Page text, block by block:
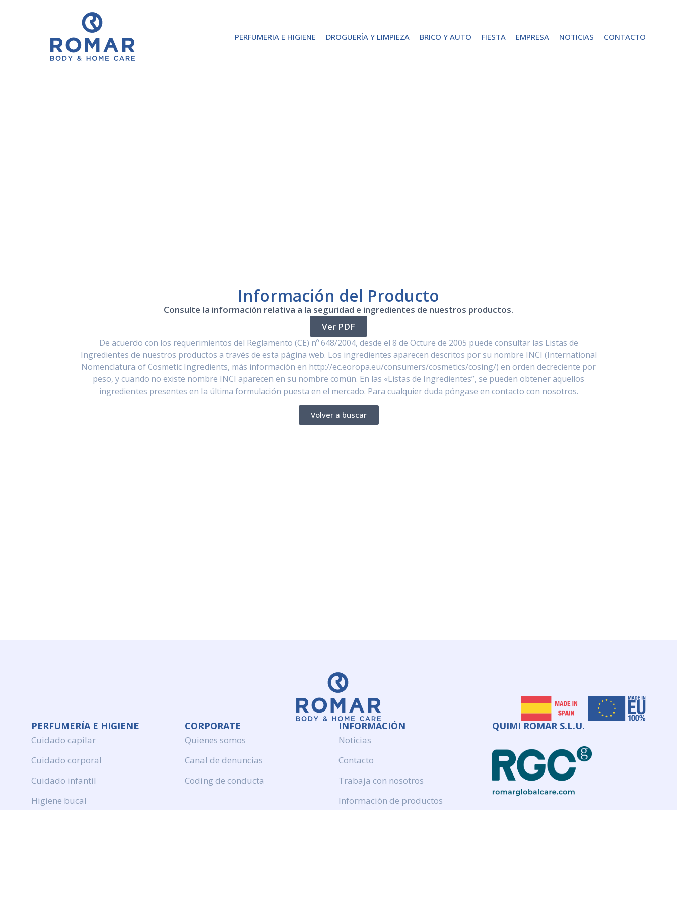
PERFUMERIA E HIGIENE DROGUERÍA Y LIMPIEZA BRICO Y AUTO FIESTA EMPRESA NOTICIAS CONTACTO
Información del Producto
Consulte la información relativa a la seguridad e ingredientes de nuestros productos.
Ver PDF
De acuerdo con los requerimientos del Reglamento (CE) nº 648/2004, desde el 8 de Octure de 2005 puede consultar las Listas de
Ingredientes de nuestros productos a través de esta página web. Los ingredientes aparecen descritos por su nombre INCI (International
Nomenclatura of Cosmetic Ingredients, más información en http://ec.eoropa.eu/consumers/cosmetics/cosing/) en orden decreciente por
peso, y cuando no existe nombre INCI aparecen en su nombre común. En las «Listas de Ingredientes”, se pueden obtener aquellos
ingredientes presentes en la última formulación puesta en el mercado. Para cualquier duda póngase en contacto con nosotros.
Volver a buscar
PERFUMERÍA E HIGIENE
Cuidado capilar
Cuidado corporal
Cuidado infantil
Higiene bucal
CORPORATE
Quienes somos
Canal de denuncias
Coding de conducta
INFORMACIÓN
Noticias
Contacto
Trabaja con nosotros
Información de productos
QUIMI ROMAR S.L.U.